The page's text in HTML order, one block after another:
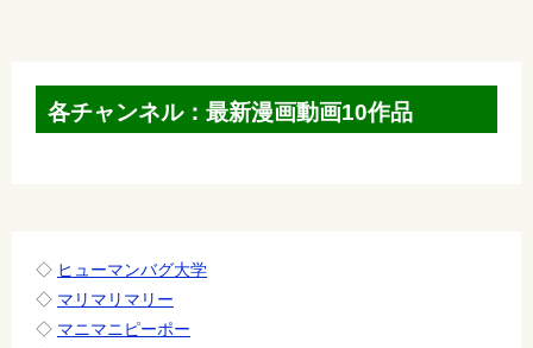
各チャンネル：最新漫画動画10作品
◇ ヒューマンバグ大学
◇ マリマリマリー
◇ マニマニピーポー